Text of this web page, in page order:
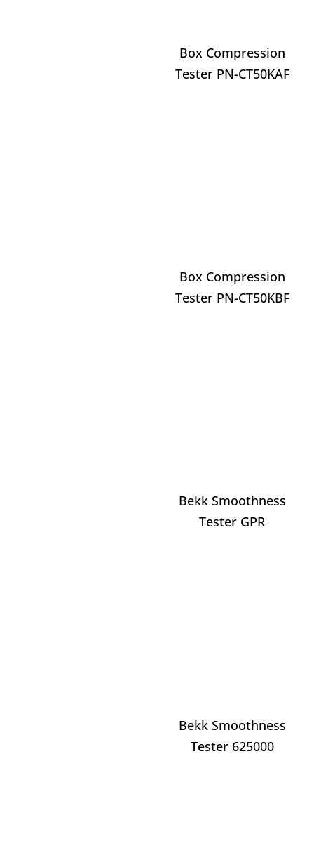
Box Compression
Tester PN-CT50KAF
Box Compression
Tester PN-CT50KBF
Bekk Smoothness
Tester GPR
Bekk Smoothness
Tester 625000